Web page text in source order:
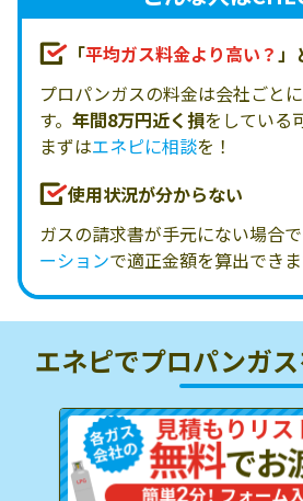
「平均ガス料金より高い？」
プロパンガスの料金は会社ごと
す。 年間8万円近く損をしている
まずはエネピに相談を！
使用状況が分からない
ガスの請求書が手元にない場合で
ーションで適正金額を算出できま
エネピでプロパンガ